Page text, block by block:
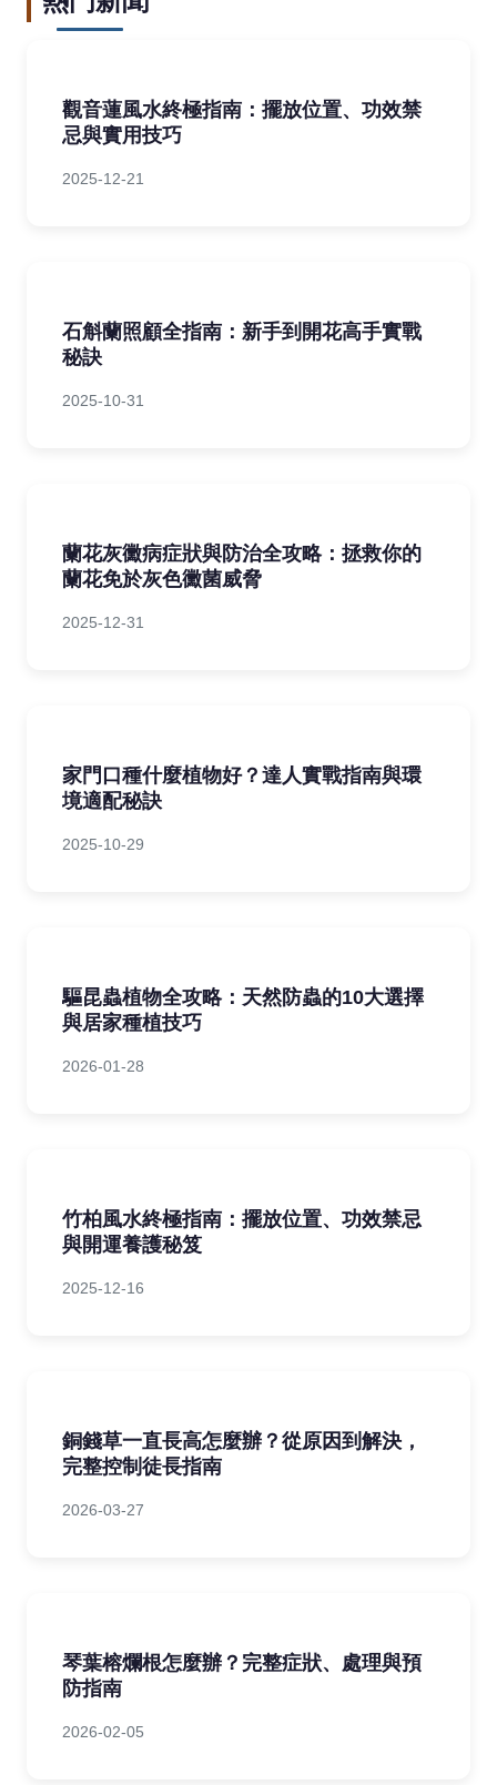
觀音蓮風水終極指南：擺放位置、功效禁
忌與實用技巧
2025-12-21
石斛蘭照顧全指南：新手到開花高手實戰
秘訣
2025-10-31
蘭花灰黴病症狀與防治全攻略：拯救你的
蘭花免於灰色黴菌威脅
2025-12-31
家門口種什麼植物好？達人實戰指南與環
境適配秘訣
2025-10-29
驅昆蟲植物全攻略：天然防蟲的10大選擇
與居家種植技巧
2026-01-28
竹柏風水終極指南：擺放位置、功效禁忌
與開運養護秘笈
2025-12-16
銅錢草一直長高怎麼辦？從原因到解決，
完整控制徒長指南
2026-03-27
琴葉榕爛根怎麼辦？完整症狀、處理與預
防指南
2026-02-05